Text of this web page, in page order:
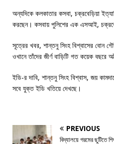
অন্যদিকে কলকাতার কসবা, চক্রবেড়িয়া
করছেন। কসবায় পুলিশের এক এসআই,
সূত্রের খবর, শান্তনু সিংহ বিশ্বাসের বোন
ওখানে তাঁদের জীর্ণ বাড়িটি গত কয়েক বছরে
ইডি-র দাবি, শান্তনু সিংহ বিশ্বাস, জয়
সবে যুক্ত ইডি খতিয়ে দেখছে।
PREVIOUS
বিদ্যালয়ে গরমের ছুটিতে